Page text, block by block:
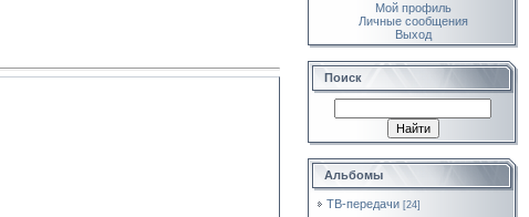
Мой профиль
Личные сообщения
Выход
Поиск
Альбомы
ТВ-передачи [24]